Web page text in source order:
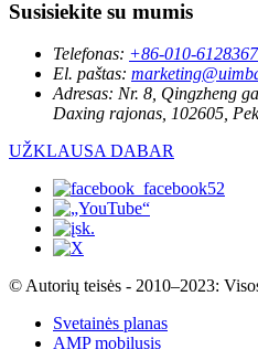
Susisiekite su mumis
Telefonas: +86-010-
El. paštas:
Adresas: Nr. 8, Qingzheng
Daxing rajonas, 102605,
UŽKLAUSA DABAR
© Autorių teisės - 2010–2023:
Svetainės planas
AMP mobilusis